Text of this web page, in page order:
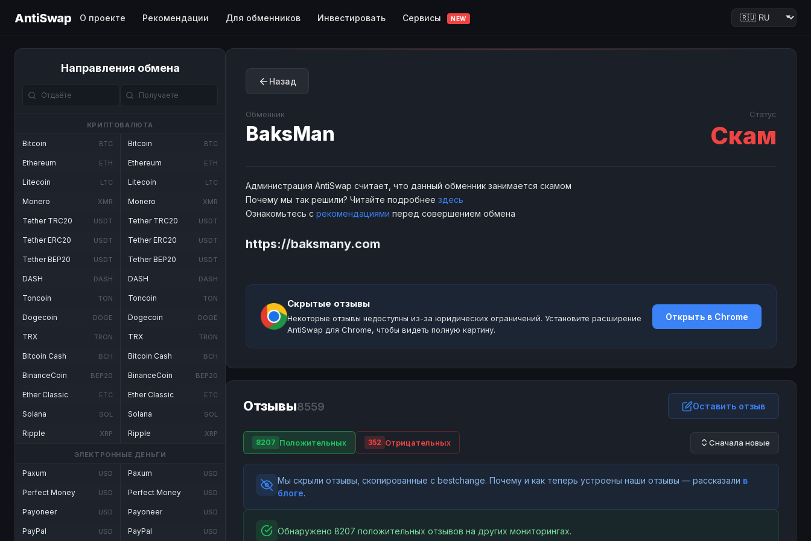
AntiSwap О проекте Рекомендации Для обменников Инвестировать Сервисы NEW
Направления обмена
КРИПТОВАЛЮТА
Bitcoin BTC
Ethereum ETH
Litecoin LTC
Monero XMR
Tether TRC20 USDT
Tether ERC20 USDT
Tether BEP20 USDT
DASH DASH
Toncoin TON
Dogecoin DOGE
TRX TRON
Bitcoin Cash BCH
BinanceCoin BEP20
Ether Classic ETC
Solana SOL
Ripple XRP
Bitcoin BTC
Ethereum ETH
Litecoin LTC
Monero XMR
Tether TRC20 USDT
Tether ERC20 USDT
Tether BEP20 USDT
DASH DASH
Toncoin TON
Dogecoin DOGE
TRX TRON
Bitcoin Cash BCH
BinanceCoin BEP20
Ether Classic ETC
Solana SOL
Ripple XRP
ЭЛЕКТРОННЫЕ ДЕНЬГИ
Paxum USD
Perfect Money USD
Payoneer USD
PayPal USD
Paxum USD
Perfect Money USD
Payoneer USD
PayPal USD
Назад
Обменник
BaksMan
Статус
Скам
Администрация AntiSwap считает, что данный обменник занимается скамом
Почему мы так решили? Читайте подробнее здесь
Ознакомьтесь с рекомендациями перед совершением обмена
https://baksmany.com
Скрытые отзывы
Некоторые отзывы недоступны из-за юридических ограничений. Установите расширение
AntiSwap для Chrome, чтобы видеть полную картину.
Открыть в Chrome
Отзывы8559 Оставить отзыв
8207 Положительных 352 Отрицательных Сначала новые
Мы скрыли отзывы, скопированные с bestchange. Почему и как теперь устроены наши отзывы — рассказали в
блоге.
Обнаружено 8207 положительных отзывов на других мониторингах.